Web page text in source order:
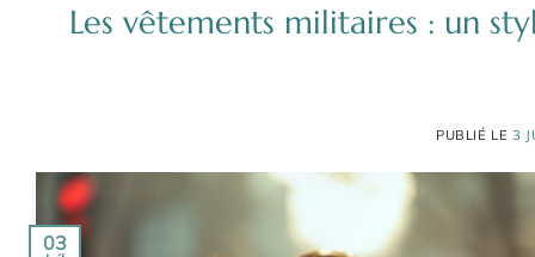
Les vêtements militaires : un
PUBLIÉ LE 3
03